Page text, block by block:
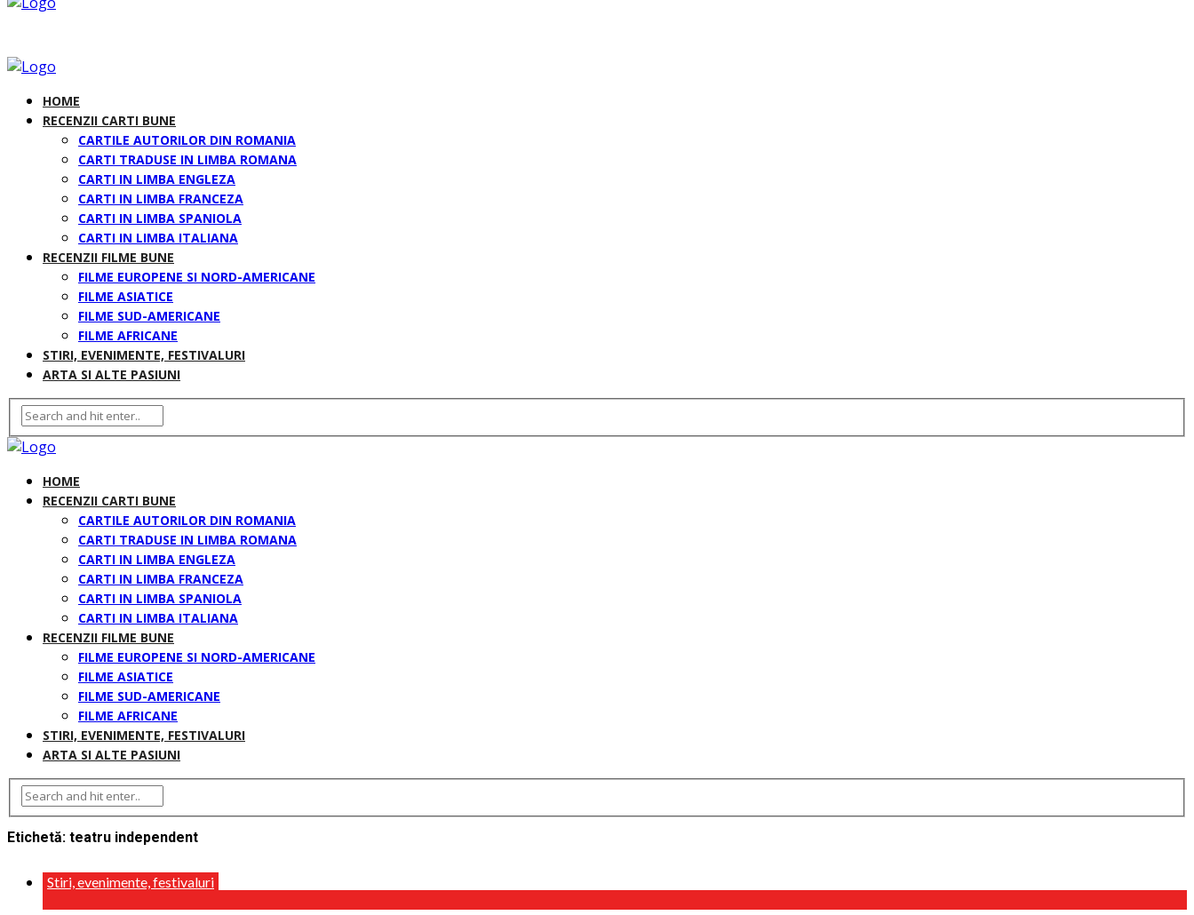
HOME
RECENZII CARTI BUNE
CARTILE AUTORILOR DIN ROMANIA
CARTI TRADUSE IN LIMBA ROMANA
CARTI IN LIMBA ENGLEZA
CARTI IN LIMBA FRANCEZA
CARTI IN LIMBA SPANIOLA
CARTI IN LIMBA ITALIANA
RECENZII FILME BUNE
FILME EUROPENE SI NORD-AMERICANE
FILME ASIATICE
FILME SUD-AMERICANE
FILME AFRICANE
STIRI, EVENIMENTE, FESTIVALURI
ARTA SI ALTE PASIUNI
HOME
RECENZII CARTI BUNE
CARTILE AUTORILOR DIN ROMANIA
CARTI TRADUSE IN LIMBA ROMANA
CARTI IN LIMBA ENGLEZA
CARTI IN LIMBA FRANCEZA
CARTI IN LIMBA SPANIOLA
CARTI IN LIMBA ITALIANA
RECENZII FILME BUNE
FILME EUROPENE SI NORD-AMERICANE
FILME ASIATICE
FILME SUD-AMERICANE
FILME AFRICANE
STIRI, EVENIMENTE, FESTIVALURI
ARTA SI ALTE PASIUNI
Etichetă: teatru independent
Stiri, evenimente, festivaluri